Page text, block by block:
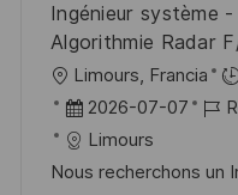
l
a
c
Ingénieur système
Algorithmie Radar
U
b
c
Limours, Francia
F
e
c
2026-07-07
I
d
Limours
Nous recherchons un